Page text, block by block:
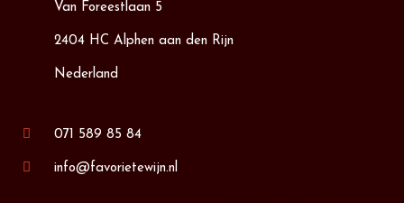
Van Foreestlaan 5
2404 HC Alphen aan den Rijn
Nederland
071 589 85 84
info@favorietewijn.nl